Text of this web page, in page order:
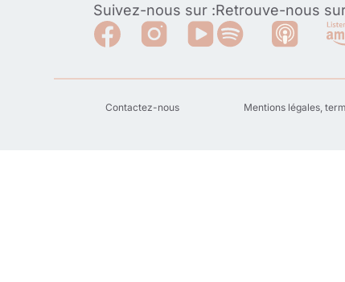
Suivez-nous sur :Retrouve-nous
Contactez-nous Mentions légales,